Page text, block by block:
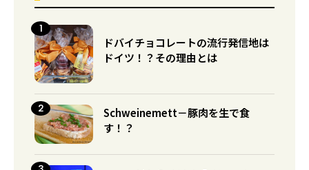
ドバイチョコレートの流行発信地は
ドイツ！？その理由とは
Schweinemett－豚肉を生で食
す！？